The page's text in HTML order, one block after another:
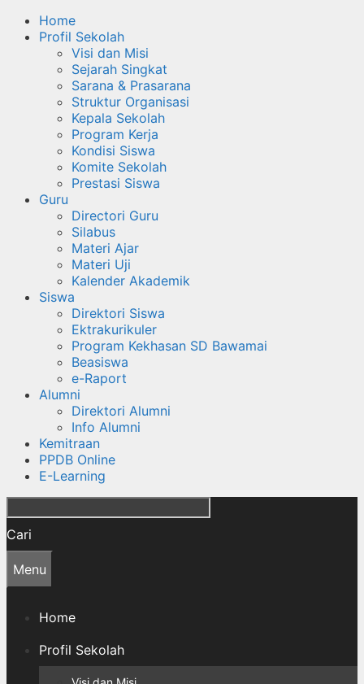
Home
Profil Sekolah
Visi dan Misi
Sejarah Singkat
Sarana & Prasarana
Struktur Organisasi
Kepala Sekolah
Program Kerja
Kondisi Siswa
Komite Sekolah
Prestasi Siswa
Guru
Directori Guru
Silabus
Materi Ajar
Materi Uji
Kalender Akademik
Siswa
Direktori Siswa
Ektrakurikuler
Program Kekhasan SD Bawamai
Beasiswa
e-Raport
Alumni
Direktori Alumni
Info Alumni
Kemitraan
PPDB Online
E-Learning
Cari
Menu
Home
Profil Sekolah